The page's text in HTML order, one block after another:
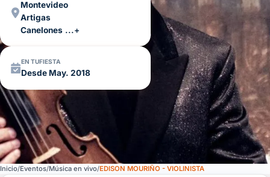
Montevideo
Artigas
Canelones ...+
EN TUFIESTA
Desde May. 2018
Inicio Eventos Música en vivo EDISON MOURIÑO - VIOLINISTA